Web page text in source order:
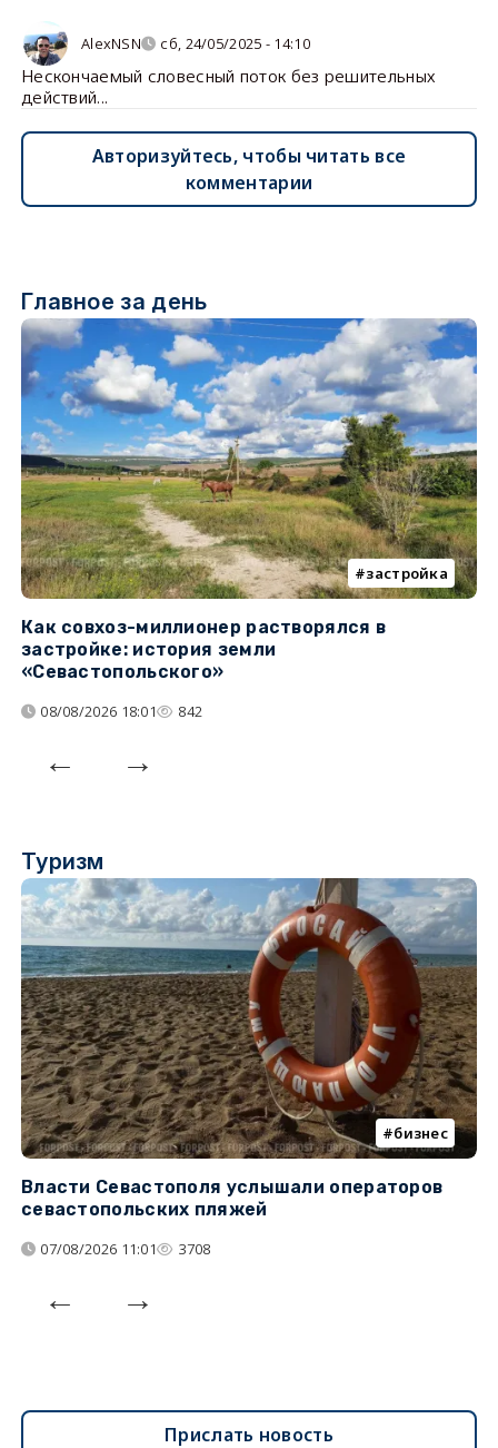
AlexNSN сб, 24/05/2025 - 14:10
Нескончаемый словесный поток без решительных
действий...
Авторизуйтесь, чтобы читать все
комментарии
Главное за день
застройка
Как совхоз-миллионер растворялся в
застройке: история земли
«Севастопольского»
08/08/2026 18:01 842
Туризм
бизнес
Власти Севастополя услышали операторов
севастопольских пляжей
07/08/2026 11:01 3708
Прислать новость